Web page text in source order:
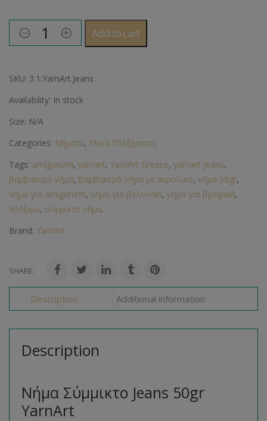
Add to cart
SKU: 3.1.YarnArt.Jeans
Availability: In stock
Size: N/A
Categories: Νήματα, Υλικά Πλεξίματος.
Tags: amigurumi, yarnart, YarnArt Greece, yarnart jeans,
βαμβακερό νήμα, βαμβακερό νήμα με ακρυλικό, νήμα 50gr,
νήμα για amigurumi, νήμα για βελονάκι, νήμα για βρεφικά,
πλέξιμο, σύμμικτο νήμα.
Brand: YarnArt
SHARE:
Description Additional information
Description
Νήμα Σύμμικτο Jeans 50gr
YarnArt